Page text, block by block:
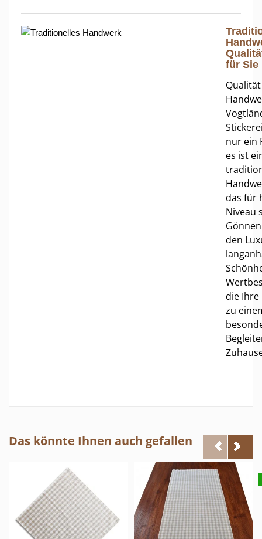
für Sie
nur ein
es ist
das für
Niveau
den
die Ihre
zu
Das könnte Ihnen auch gefallen